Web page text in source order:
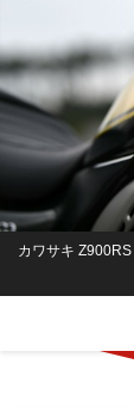
カワサキ